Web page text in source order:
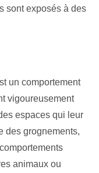
sont exposés à des
un comportement
vigoureusement
espaces qui leur
des grognements,
animaux ou